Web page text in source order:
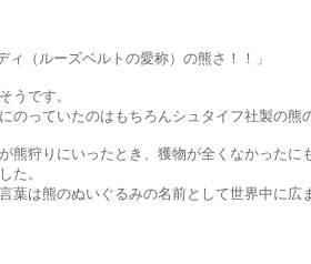
ィ（ルーズベルトの愛称）の熊さ！！」
うです。
のっていたのはもちろんシュタイフ社製の熊
熊狩りにいったとき、獲物が全くなかった
た。
葉は熊のぬいぐるみの名前として世界中に広